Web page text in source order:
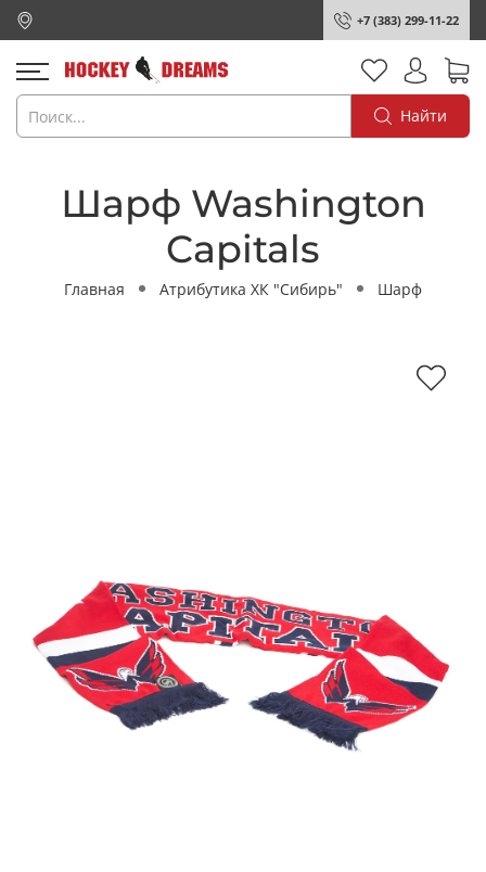
+7 (383) 299-11-22
Найти
Шарф Washington
Capitals
Главная Атрибутика ХК "Сибирь" Шарф